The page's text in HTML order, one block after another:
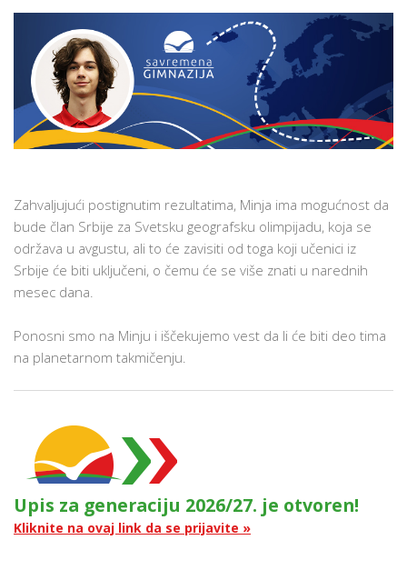
OLIMPIJADI
Zahvaljujući postignutim rezultatima, Minja ima mogućnost da
bude član Srbije za Svetsku geografsku olimpijadu, koja se
održava u avgustu, ali to će zavisiti od toga koji učenici iz
Srbije će biti uključeni, o čemu će se više znati u narednih
mesec dana.
Ponosni smo na Minju i iščekujemo vest da li će biti deo tima
na planetarnom takmičenju.
Upis za generaciju 2026/27. je otvoren!
Kliknite na ovaj link da se prijavite »